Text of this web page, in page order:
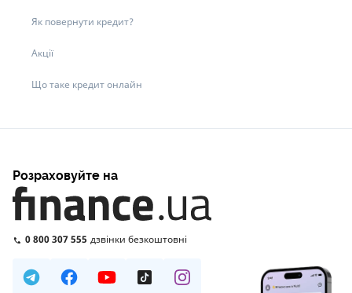
Як повернути кредит?
Акції
Що таке кредит онлайн
Розраховуйте на
0 800 307 555 дзвінки безкоштовні